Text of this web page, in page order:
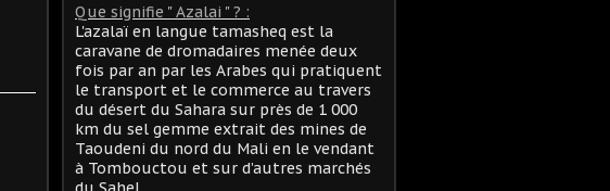
Que signifie " Azalai " ? :
L'azalaï en langue tamasheq est la
caravane de dromadaires menée deux
fois par an par les Arabes qui pratiquent
le transport et le commerce au travers
du désert du Sahara sur près de 1 000
km du sel gemme extrait des mines de
Taoudeni du nord du Mali en le vendant
à Tombouctou et sur d’autres marchés